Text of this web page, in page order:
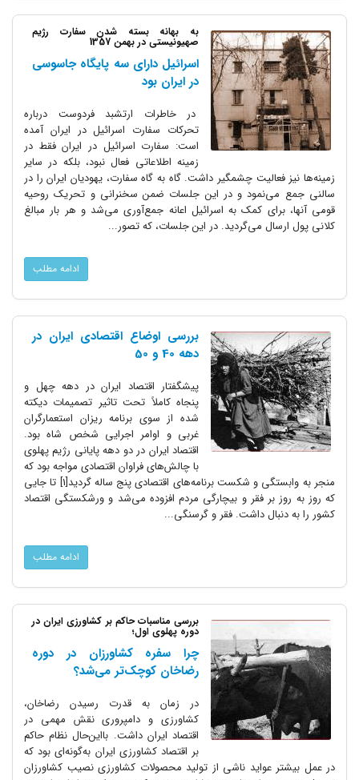
به بهانه بسته شدن سفارت رژیم
صهیونیستی در بهمن 1357
اسرائیل دارای سه پایگاه جاسوسی
در ایران بود
در خاطرات ارتشبد فردوست درباره
تحرکات سفارت اسرائیل در ایران آمده
است: سفارت اسرائیل در ایران فقط در
زمینه اطلاعاتی فعال نبود، بلکه در سایر
زمینه‌ها نیز فعالیت چشمگیر داشت. گاه به گاه سفارت، یهودیان ایران را در
سالنی جمع می‌نمود و در این جلسات ضمن سخنرانی و تحریک روحیه
قومی آنها، برای کمک به اسرائیل اعانه جمع‌آوری می‌شد و هر بار مبالغ
کلانی پول ارسال می‌گردید. در این جلسات، که تصور...
ادامه مطلب
بررسی اوضاع اقتصادی ایران در
دهه 40 و 50
پیشگفتار اقتصاد ایران در دهه چهل و
پنجاه کاملاً تحت تاثیر تصمیمات دیکته
شده از سوی برنامه ریزان استعمارگران
غربی و اوامر اجرایی شخص شاه بود.
اقتصاد ایران در دو دهه پایانی رژیم پهلوی
با چالش‌های فراوان اقتصادی مواجه بود که
منجر به وابستگی و شکست برنامه‌های اقتصادی پنج ساله گردید[1] تا جایی
که روز به روز بر فقر و بیچارگی مردم افزوده می‌شد و ورشکستگی اقتصاد
کشور را به دنبال داشت. فقر و گرسنگی...
ادامه مطلب
بررسی مناسبات حاکم بر کشاورزی ایران در
دوره پهلوی اول؛
چرا سفره کشاورزان در دوره
رضاخان کوچک‌تر می‌شد؟
در زمان به قدرت رسیدن رضاخان،
کشاورزی و دامپروری نقش مهمی در
اقتصاد ایران داشت. بااین‌حال نظام حاکم
بر اقتصاد کشاورزی ایران به‌گونه‌ای بود که
در عمل بیشتر عواید ناشی از تولید محصولات کشاورزی نصیب کشاورزان